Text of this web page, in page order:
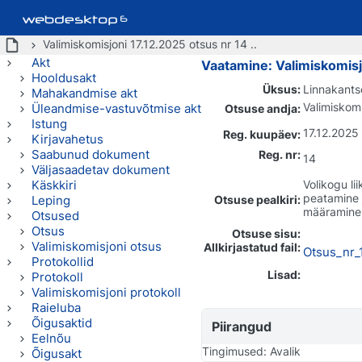
Valimiskomisjoni 17.12.2025 otsus nr 14 ..
Akt
Hooldusakt
Mahakandmise akt
Üleandmise-vastuvõtmise akt
Istung
Kirjavahetus
Saabunud dokument
Väljasaadetav dokument
Käskkiri
Leping
Otsused
Otsus
Valimiskomisjoni otsus
Protokollid
Protokoll
Valimiskomisjoni protokoll
Raieluba
Õigusaktid
Eelnõu
Õigusakt
Vaatamine:
Üksus:
Otsuse andja:
Reg. kuupäev: 17.12.2025
Reg. nr: 14
Otsuse pealkiri:
Volikogu
peatamine
määramine
Otsuse sisu:
Allkirjastatud fail:
Lisad:
Piirangud
Tingimused: Avalik